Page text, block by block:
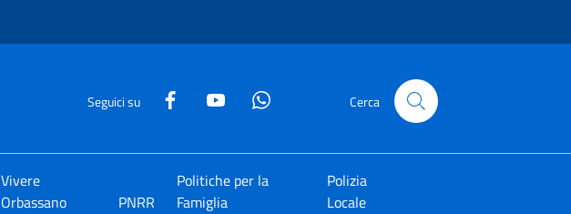
Seguici su Cerca
Vivere
Orbassano
PNRR
Politiche per la
Famiglia
Polizia
Locale